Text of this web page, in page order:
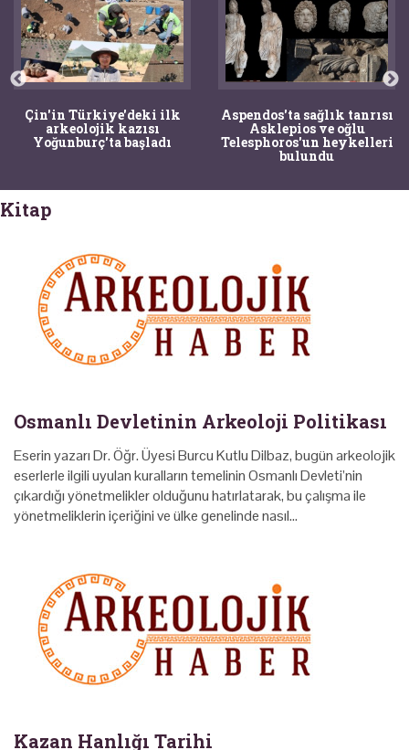
Çin'in Türkiye'deki ilk
arkeolojik kazısı
Yoğunburç'ta başladı
Aspendos'ta sağlık tanrısı
Asklepios ve oğlu
Telesphoros'un heykelleri
bulundu
Kitap
Osmanlı Devletinin Arkeoloji Politikası
Eserin yazarı Dr. Öğr. Üyesi Burcu Kutlu Dilbaz, bugün arkeolojik
eserlerle ilgili uyulan kuralların temelinin Osmanlı Devleti’nin
çıkardığı yönetmelikler olduğunu hatırlatarak, bu çalışma ile
yönetmeliklerin içeriğini ve ülke genelinde nasıl…
Kazan Hanlığı Tarihi